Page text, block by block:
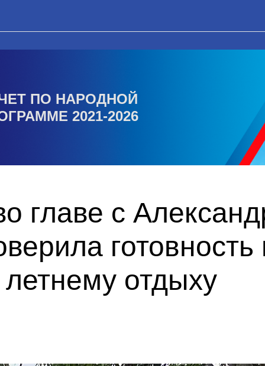
ПО НАРОДНОЙ
2021-2026
главе с
готовность
отдыху